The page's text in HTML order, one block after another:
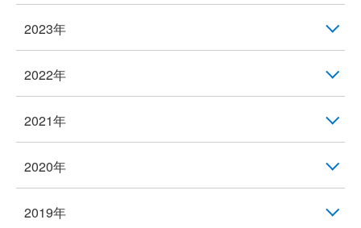
2023年
2022年
2021年
2020年
2019年